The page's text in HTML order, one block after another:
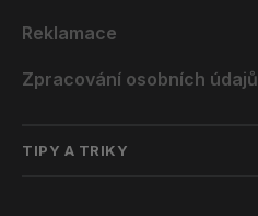
Reklamace
Zpracování osobních údajů
TIPY A TRIKY